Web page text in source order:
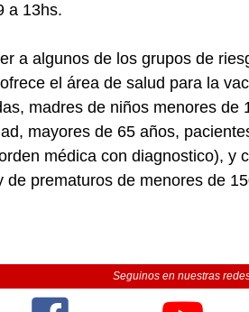
a 13hs.
a algunos de los grupos de
el área de salud para la
madres de niños menores de
mayores de 65 años,
médica con diagnostico), y
de prematuros de menores de
Seguinos en nuestras